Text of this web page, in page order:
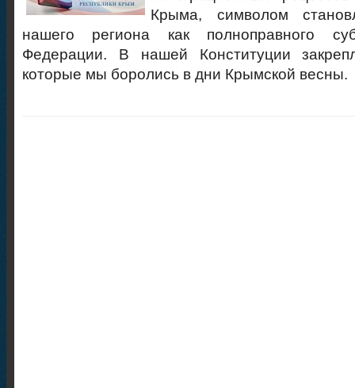
Крыма, символом
нашего региона как полноправного
Федерации. В нашей Конституции
которые мы боролись в дни Крымской весны.